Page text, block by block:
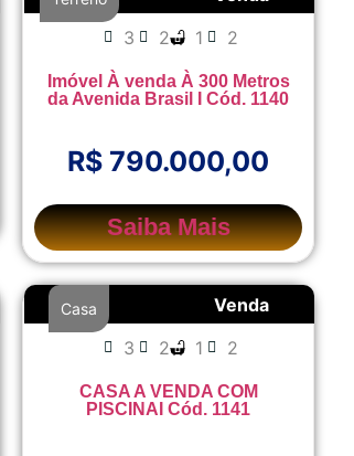
3 2 1 2
Imóvel À venda À 300 Metros
da Avenida Brasil I Cód. 1140
R$ 790.000,00
Saiba Mais
Venda
Casa
3 2 1 2
CASA A VENDA COM
PISCINAI Cód. 1141